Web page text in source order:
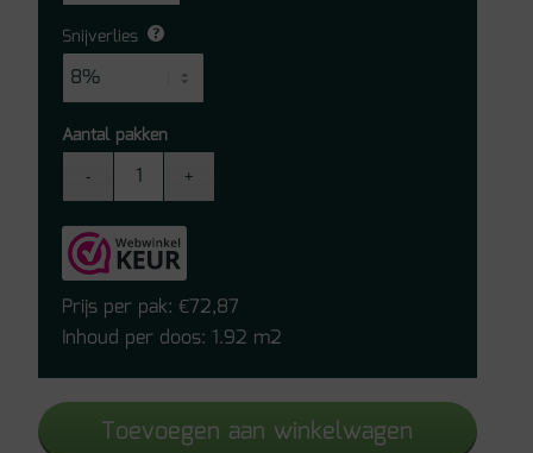
Snijverlies
Aantal pakken
Vivafloors
Black
Forest
Click
PVC
Naaldhout
aantal
Prijs per pak:€72,87
Inhoud per doos: 1.92 m2
Toevoegen aan winkelwagen